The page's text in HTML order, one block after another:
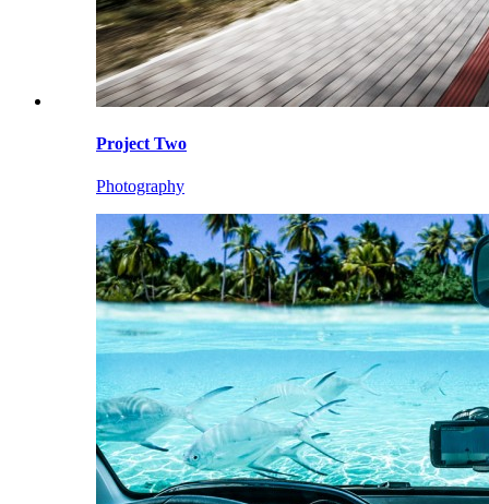
Project Two
Photography